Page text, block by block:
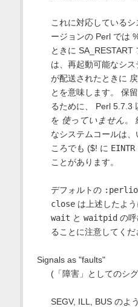
これに対応している
ージョンの Perl では
ときに SA_RESTART
は、再起動可能なシ
が配送されたときに
とを意味します。 保
るために、 Perl 5.7.3
を 使っていません。
なシステムコールは
ころでも ($! に EINTR
ことがあります。
デフォルトの :perlio
closeは上述したよう
wait と waitpid の
ることに注意してくだ
Signals as "faults"
(「障害」としてのシ
SEGV, ILL, BUS のよ